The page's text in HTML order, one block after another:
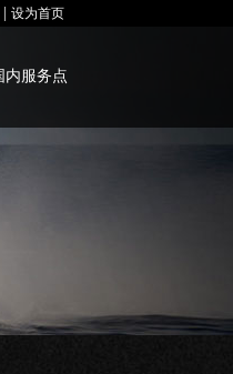
设为首页
内服务点